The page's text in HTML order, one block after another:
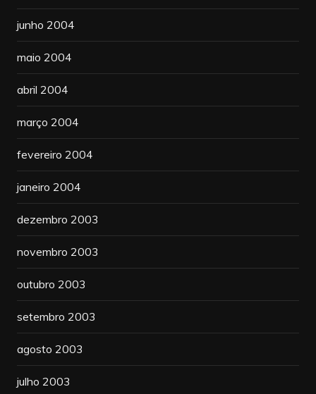
junho 2004
maio 2004
abril 2004
março 2004
fevereiro 2004
janeiro 2004
dezembro 2003
novembro 2003
outubro 2003
setembro 2003
agosto 2003
julho 2003